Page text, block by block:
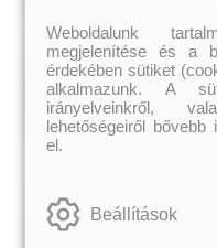
Weboldalunk
megjelenítése és a
érdekében sütiket
alkalmazunk. A
irányelveinkről,
lehetőségeiről bővebb
el.
Beállítások